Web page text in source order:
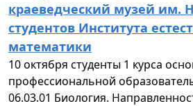
краеведческий музей им.
студентов Института
математики
10 октября студенты 1 курса
профессиональной
06.03.01 Биология.